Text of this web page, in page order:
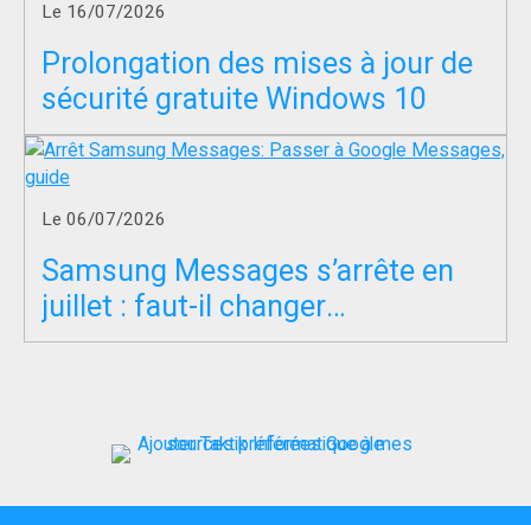
Le 16/07/2026
Prolongation des mises à jour de
sécurité gratuite Windows 10
Le 06/07/2026
Samsung Messages s’arrête en
juillet : faut-il changer
d’application SMS ?